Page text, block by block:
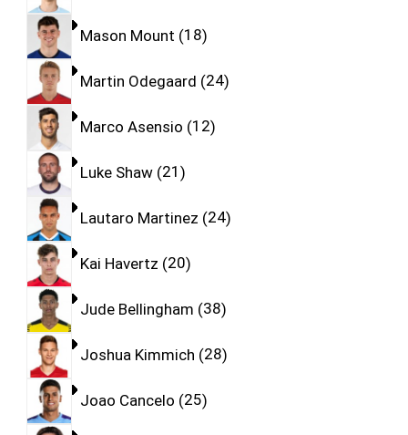
Mason Mount 18
Martin Odegaard 24
Marco Asensio 12
Luke Shaw 21
Lautaro Martinez 24
Kai Havertz 20
Jude Bellingham 38
Joshua Kimmich 28
Joao Cancelo 25